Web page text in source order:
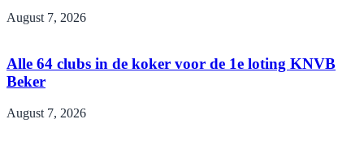
August 7, 2026
Alle 64 clubs in de koker voor de 1e loting KNVB
Beker
August 7, 2026